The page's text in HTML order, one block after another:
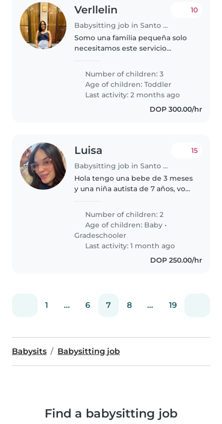
Verllelin
Babysitting job in Santo Domingo Este
10
Somo una familia pequeña solo
necesitamos este servicio
necesito que la atiendan más en
la tarde cuando llega del cole.
Number of children: 3
Age of children:Toddler
Last activity: 2 months ago
DOP 300.00/hr
Luisa
Babysitting job in Santo Domingo
15
Hola tengo una bebe de 3 meses
y una niña autista de 7 años, voy
dominicana de finales de junio a
has mediados de julio, necesito
ayuda para cuidar
especialmente..
Number of children: 2
Age of children: Baby •
Gradeschooler
Last activity: 1 month ago
DOP 250.00/hr
1 ... 6 7 8 ... 19
Babysits Babysitting job
Find a babysitting job